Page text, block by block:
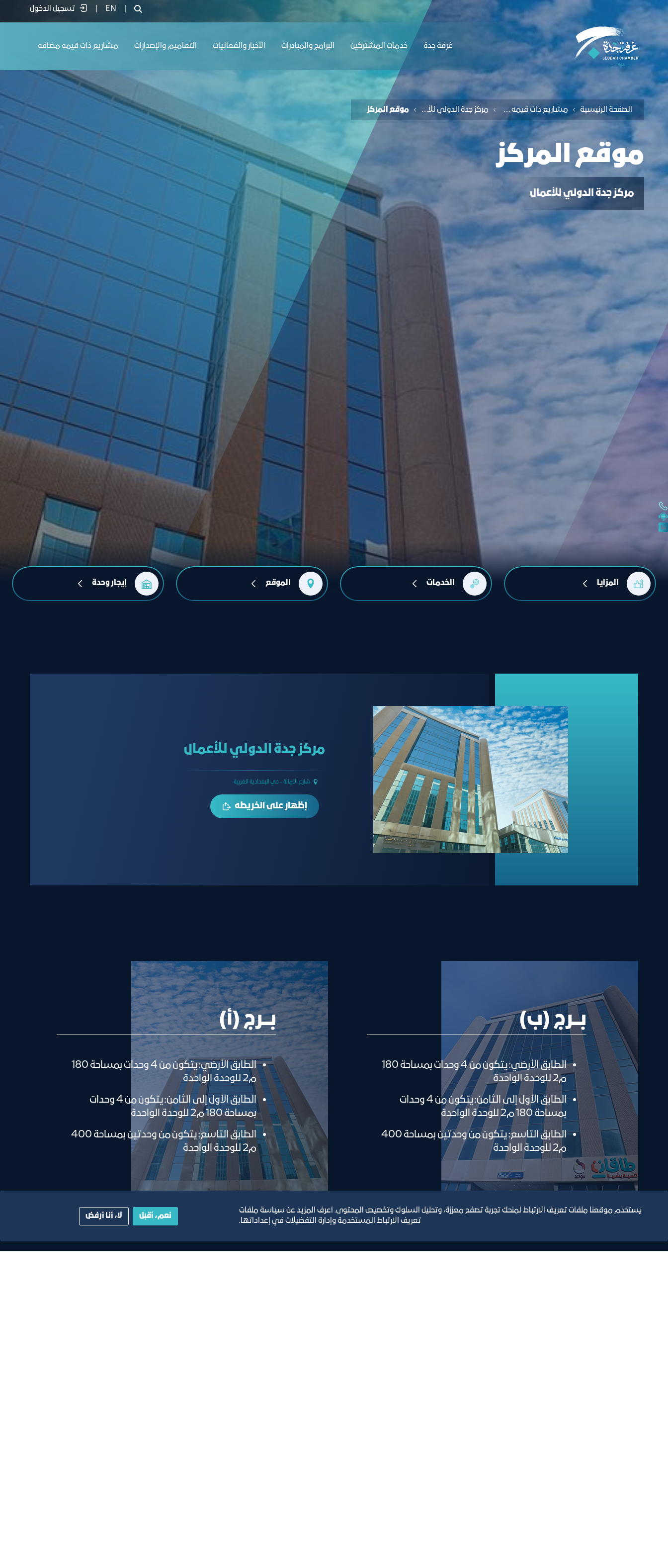
الملاحة
التخطي للمحتوى
موقع المركز - غرفة جدة EN تسجيل الدخول
ﻏﺮﻓﺔ ﺟﺪة ﺧﺪﻣﺎت المشتركين البرامج والمبادرات الأخبار والفعاليات التعاميم والإصدارات مشاريع ذات قيمه مضافه
الصفحة الرئيسية مشاريع ذات قيمه مضافه مركز جدة الدولي للأعمال موقع المركز
موقع المركز
مركز جدة الدولي للأعمال
المزايا الخدمات الموقع إيجار وحدة
مركز جدة الدولي للأعمال
شارع الأمانة - حي البغدادية الغربية
إظهار على الخريطه
بـــرج (ب)
الطابق الأرضي: يتكون من 4 وحدات بمساحة 180
م2 للوحدة الواحدة
الطابق الأول إلى الثامن: يتكون من 4 وحدات
بمساحة 180 م2 للوحدة الواحدة
الطابق التاسع: يتكون من وحدتين بمساحة 400
م2 للوحدة الواحدة
بـــرج (أ)
الطابق الأرضي: يتكون من 4 وحدات بمساحة 180
م2 للوحدة الواحدة
الطابق الأول إلى الثامن: يتكون من 4 وحدات
بمساحة 180 م2 للوحدة الواحدة
الطابق التاسع: يتكون من وحدتين بمساحة 400
م2 للوحدة الواحدة
يستخدم موقعنا ملفات تعريف الارتباط لمنحك تجربة تصفح معززة، وتحليل السلوك وتخصيص المحتوى. اعرف المزيد عن سياسة ملفات
تعريف الارتباط المستخدمة وإدارة التفضيلات في إعداداتها.
نعم، أقبل لا، أنا أرفض